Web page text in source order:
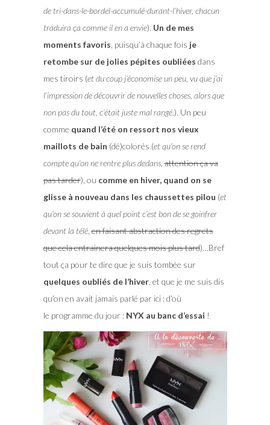
de tri-dans-le-bordel-accumulé-durant-l’hiver, chacun
traduira ça comme il en a envie). Un de mes
moments favoris , puisqu’à chaque fois je
retombe sur de jolies pépites oubliées dans
mes tiroirs (et du coup j’économise un peu, vu que j’ai
l’impression de découvrir de nouvelles choses, alors que
non pas du tout, c’était juste mal rangé.). Un peu
comme quand l’été on ressort nos vieux
maillots de bain (dé)colorés (et qu’on se rend
compte qu’on ne rentre plus dedans,attention ça va
pas tarder), ou comme en hiver, quand on se
glisse à nouveau dans les chaussettes pilou (et
qu’on se souvient à quel point c’est bon de se goinfrer
devant la télé,en faisant abstraction des regrets
que cela entrainera quelques mois plus tard)…Bref
tout ça pour te dire que je suis tombée sur
quelques oubliés de l’hiver, et que je me suis dis
qu’on en avait jamais parlé par ici : d’où
le programme du jour : NYX au banc d’essai !